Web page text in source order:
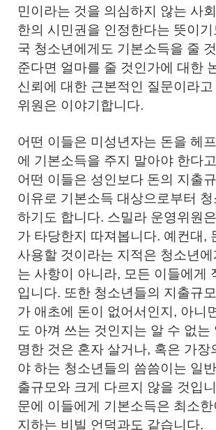
민이라는 것을 의심하지 않는 사
한의 시민권을 인정한다는 뜻이기
국 청소년에게도 기본소득을 줄
준다면 얼마를 줄 것인가에 대한
신뢰에 대한 근본적인 질문이라고
위원은 이야기합니다.
어떤 이들은 미성년자는 돈을 헤
에 기본소득을 주지 말아야 한다
어떤 이들은 성인보다 돈의 지출
이유로 기본소득 대상으로부터 청
하기도 합니다. 스밀라 운영위원
가 타당한지 따져봅니다. 예컨대,
사용할 것이라는 지적은 청소년에
는 사항이 아니라, 모든 이들에게
입니다. 또한 청소년들의 지출규
가 애초에 돈이 없어서인지, 아니
도 아껴 쓰는 것인지는 알 수 없는
명한 것은 혼자 살거나, 혹은 가장
야 하는 청소년들의 씀씀이는 일
출규모와 크게 다르지 않을 것입
문에 이들에게 기본소득은 최소
지하는 비빌 언덕과도 같습니다.